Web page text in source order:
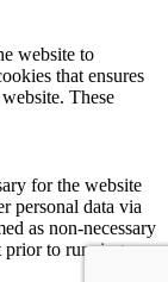
website to
that ensures
These
for the website
personal data via
as non-necessary
prior to running